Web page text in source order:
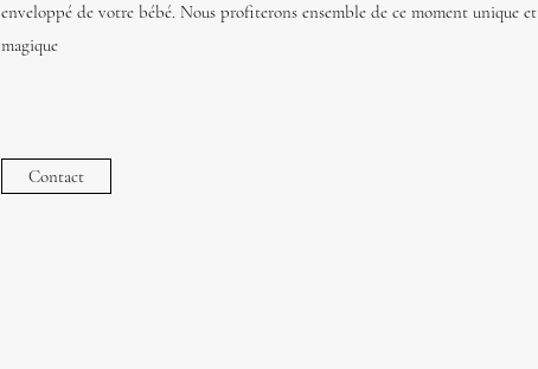
enveloppé de votre bébé. Nous profiterons ensemble de ce moment unique et
magique
Contact